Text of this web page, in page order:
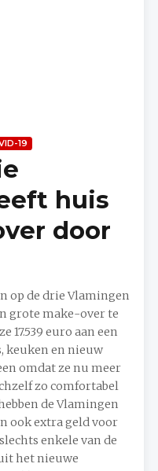
19
huis
door
op de drie Vlamingen
grote make-over te
17.539 euro aan een
keuken en nieuw
omdat ze nu meer
zo comfortabel
de Vlamingen
ook extra geld voor
enkele van de
het nieuwe